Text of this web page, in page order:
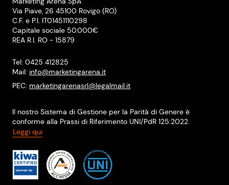
Via Piave, 26 45100 Rovigo (RO)
C.F. e P.I. IT01451110298
Capitale sociale 50.000€
REA R.I. RO - 15879
Tel: 0425 412825
Mail: info@marketingarena.it
PEC: marketingarenasrl@legalmail.it
Il nostro Sistema di Gestione per la Parità di Genere è
conforme alla Prassi di Riferimento UNI/PdR 125:2022.
Leggi qui